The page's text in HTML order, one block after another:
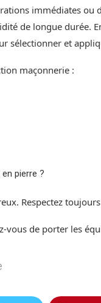
immédiates ou
de longue durée.
sélectionner et
maçonnerie :
pierre ?
Respectez
vous de porter les